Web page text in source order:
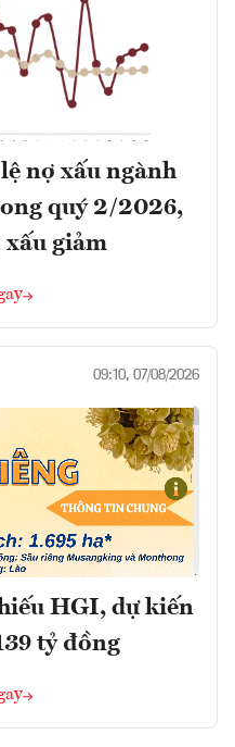
nợ xấu ngành
quý 2/2026,
xấu giảm
09:10, 07/08/2026
HGI, dự kiến
tỷ đồng